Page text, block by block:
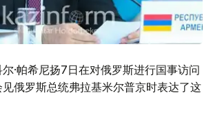
·帕希尼扬7日在对俄罗斯进行国事访问
俄罗斯总统弗拉基米尔普京时表达了这